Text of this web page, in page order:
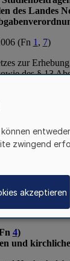
zwingend
akzeptieren